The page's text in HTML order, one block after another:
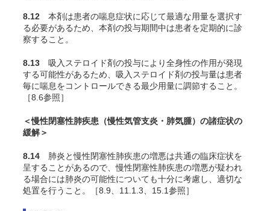
8.12 本剤は患者の喘息症状に応じて最適な用量を選択す
る必要があるため、本剤の投与期間中は患者を定期的に診
察すること。
8.13 吸入ステロイド剤の投与により全身性の作用が発現
する可能性があるため、吸入ステロイド剤の投与量は患者
毎に喘息をコントロールできる最少用量に調節すること。
［8.6参照］
＜慢性閉塞性肺疾患（慢性気管支炎・肺気腫）の諸症状の
緩解＞
8.14 肺炎と慢性閉塞性肺疾患の増悪は共通の臨床症状を
呈することがあるので、慢性閉塞性肺疾患の増悪が疑われ
る場合には肺炎の可能性についても十分に考慮し、適切な
処置を行うこと。［8.9、11.1.3、15.1参照］